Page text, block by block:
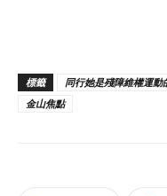
標籤 同行她是殘障維權運動
金山焦點